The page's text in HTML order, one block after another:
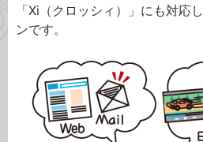
「Xi（クロッシィ）」にも対応
ンです。